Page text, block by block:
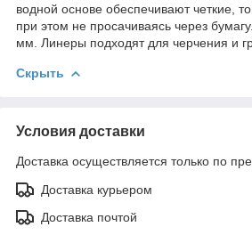
водной основе обеспечивают четкие,
при этом не просачиваясь через
мм. Линеры подходят для черчения и
Скрыть
Условия доставки
Доставка осуществляется только по
Доставка курьером
Доставка почтой